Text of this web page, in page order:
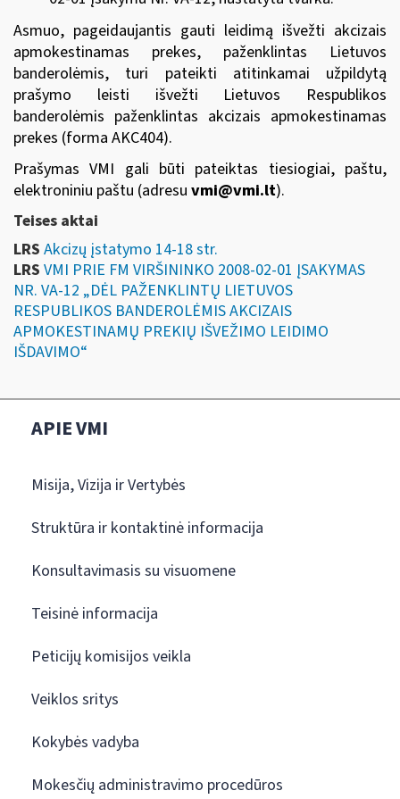
Asmuo, pageidaujantis gauti leidimą išvežti akcizais
apmokestinamas prekes, paženklintas Lietuvos
banderolėmis, turi pateikti atitinkamai užpildytą
prašymo leisti išvežti Lietuvos Respublikos
banderolėmis paženklintas akcizais apmokestinamas
prekes (forma AKC404).
Prašymas VMI gali būti pateiktas tiesiogiai, paštu,
elektroniniu paštu (adresu vmi@vmi.lt).
Teises aktai
LRS Akcizų įstatymo 14-18 str.
LRS VMI PRIE FM VIRŠININKO 2008-02-01 ĮSAKYMAS
NR. VA-12 „DĖL PAŽENKLINTŲ LIETUVOS
RESPUBLIKOS BANDEROLĖMIS AKCIZAIS
APMOKESTINAMŲ PREKIŲ IŠVEŽIMO LEIDIMO
IŠDAVIMO“
APIE VMI
Misija, Vizija ir Vertybės
Struktūra ir kontaktinė informacija
Konsultavimasis su visuomene
Teisinė informacija
Peticijų komisijos veikla
Veiklos sritys
Kokybės vadyba
Mokesčių administravimo procedūros